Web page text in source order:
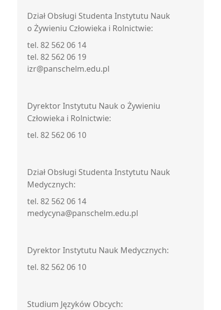
Dział Obsługi Studenta Instytutu Nauk
o Żywieniu Człowieka i Rolnictwie:
tel. 82 562 06 14
tel. 82 562 06 19
izr@panschelm.edu.pl
Dyrektor Instytutu Nauk o Żywieniu
Człowieka i Rolnictwie:
tel. 82 562 06 10
Dział Obsługi Studenta Instytutu Nauk
Medycznych:
tel. 82 562 06 14
medycyna@panschelm.edu.pl
Dyrektor Instytutu Nauk Medycznych:
tel. 82 562 06 10
Studium Języków Obcych: